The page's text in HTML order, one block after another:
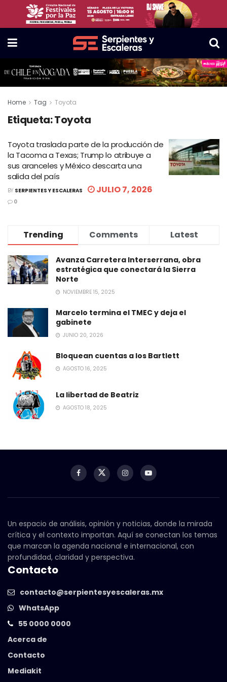
Home Tag Toyota
Etiqueta:Toyota
Toyota traslada parte de la producción de
la Tacoma a Texas; Trump lo atribuye a
sus aranceles y México descarta una
salida del país
BY SERPIENTES Y ESCALERAS JULIO 7, 2026
0
Trending Comments Latest
Avanza Carretera Interserrana, obra
estratégica que conectará la Sierra
Norte
NOVIEMBRE 15, 2025
Marcelo termina el TMEC y deja el
gabinete
JUNIO 20, 2026
Bloquean cuentas a los Bartlett
AGOSTO 16, 2025
La libertad de Beatriz
AGOSTO 18, 2025
Un espacio de análisis, opinión y noticias, donde la mirada
crítica y el contexto importan. Aquí se conectan los temas
que marcan la agenda nacional e internacional, con
profundidad, claridad y perspectiva.
Contacto
contacto@serpientesyescaleras.mx
WhatsApp
55 0000 0000
Acerca de
Contacto
Mediakit